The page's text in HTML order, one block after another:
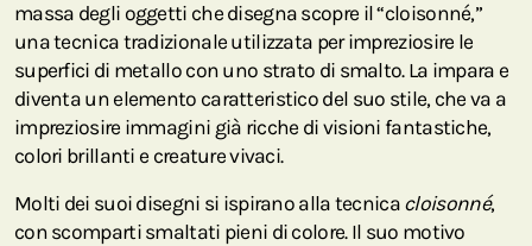
massa degli oggetti che disegna scopre il “cloisonné,”
una tecnica tradizionale utilizzata per impreziosire le
superfici di metallo con uno strato di smalto. La impara e
diventa un elemento caratteristico del suo stile, che va a
impreziosire immagini già ricche di visioni fantastiche,
colori brillanti e creature vivaci.
Molti dei suoi disegni si ispirano alla tecnica cloisonné,
con scomparti smaltati pieni di colore. Il suo motivo